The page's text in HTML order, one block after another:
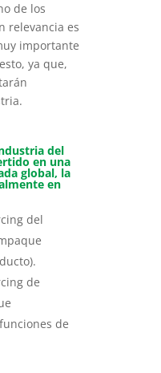
de los
relevancia es
importante
ya que,
del
en una
global, la
en
del
de
de